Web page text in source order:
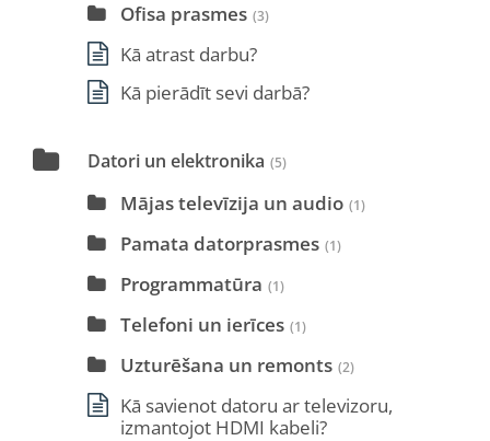
Ofisa prasmes (3)
Kā atrast darbu?
Kā pierādīt sevi darbā?
Datori un elektronika (5)
Mājas televīzija un audio (1)
Pamata datorprasmes (1)
Programmatūra (1)
Telefoni un ierīces (1)
Uzturēšana un remonts (2)
Kā savienot datoru ar televizoru,
izmantojot HDMI kabeli?